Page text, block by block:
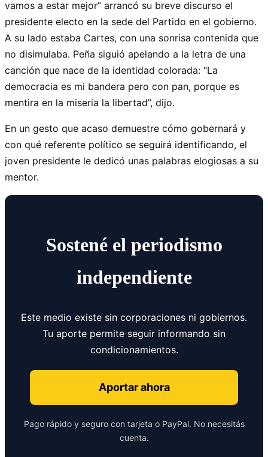
vamos a estar mejor” arrancó su breve discurso el
presidente electo en la sede del Partido en el gobierno.
A su lado estaba Cartes, con una sonrisa contenida que
no disimulaba. Peña siguió apelando a la letra de una
canción que nace de la identidad colorada: “La
democracia es mi bandera pero con pan, porque es
mentira en la miseria la libertad”, dijo.
En un gesto que acaso demuestre cómo gobernará y
con qué referente político se seguirá identificando, el
joven presidente le dedicó unas palabras elogiosas a su
mentor.
Sostené el periodismo
independiente
Este medio existe sin corporaciones ni gobiernos.
Tu aporte permite seguir informando sin
condicionamientos.
Aportar ahora
Pago rápido y seguro con tarjeta o PayPal. No necesitás
cuenta.